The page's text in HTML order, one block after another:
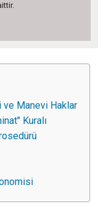
ve Manevi Haklar
Kuralı